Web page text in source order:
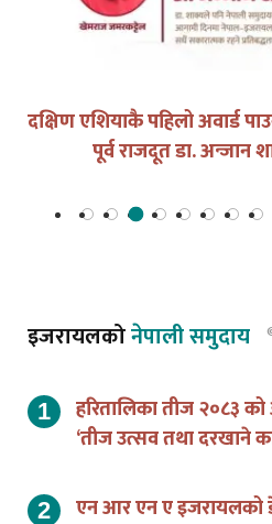
दक्षिण एशियाकै पहिलो अवार्ड
पूर्व राजदूत डा. अन्जान
इजरायलकोनेपाली समुदाय
हरितालिका तीज २०८३
‘तीज उत्सव तथा दरखाने
एन आर एन ए इजरायलको